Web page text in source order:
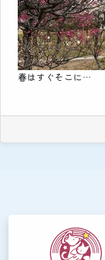
春はすぐそこに…